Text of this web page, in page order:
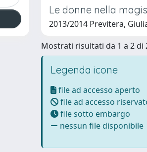
Le donne nella
2013/2014 Previtera,
Mostrati risultati da 1 a 2 di
Legenda icone
file ad accesso aperto
file ad accesso
file sotto embargo
nessun file disponibile